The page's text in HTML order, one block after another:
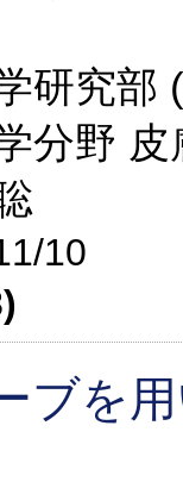
研究
分野
10
ブを